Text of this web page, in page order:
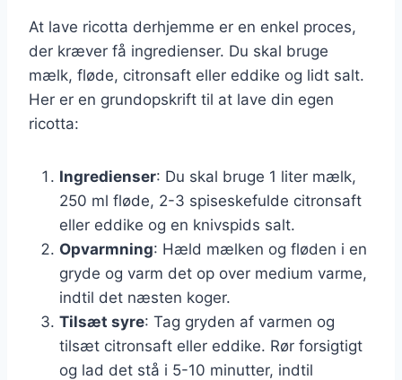
At lave ricotta derhjemme er en enkel proces,
der kræver få ingredienser. Du skal bruge
mælk, fløde, citronsaft eller eddike og lidt salt.
Her er en grundopskrift til at lave din egen
ricotta:
Ingredienser: Du skal bruge 1 liter mælk,
250 ml fløde, 2-3 spiseskefulde citronsaft
eller eddike og en knivspids salt.
Opvarmning: Hæld mælken og fløden i en
gryde og varm det op over medium varme,
indtil det næsten koger.
Tilsæt syre: Tag gryden af varmen og
tilsæt citronsaft eller eddike. Rør forsigtigt
og lad det stå i 5-10 minutter, indtil